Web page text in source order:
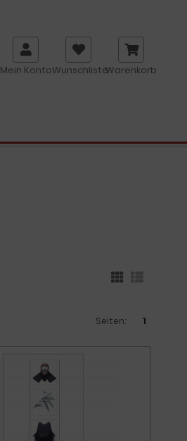
Warenkorb
Wunschliste
Mein Konto
Seiten: 1